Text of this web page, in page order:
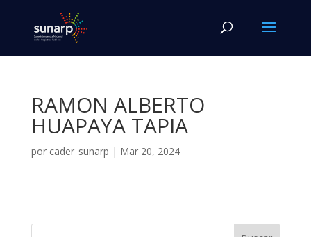
RAMON ALBERTO
HUAPAYA TAPIA
por cader_sunarp | Mar 20, 2024